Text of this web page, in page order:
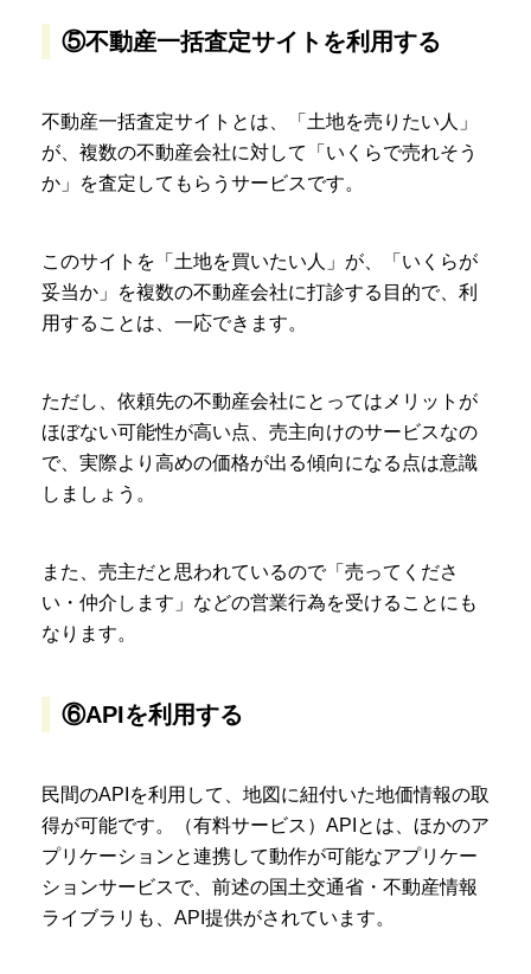
⑤不動産一括査定サイトを利用する
不動産一括査定サイトとは、「土地を売りたい人」
が、複数の不動産会社に対して「いくらで売れそう
か」を査定してもらうサービスです。
このサイトを「土地を買いたい人」が、「いくらが
妥当か」を複数の不動産会社に打診する目的で、利
用することは、一応できます。
ただし、依頼先の不動産会社にとってはメリットが
ほぼない可能性が高い点、売主向けのサービスなの
で、実際より高めの価格が出る傾向になる点は意識
しましょう。
また、売主だと思われているので「売ってくださ
い・仲介します」などの営業行為を受けることにも
なります。
⑥APIを利用する
民間のAPIを利用して、地図に紐付いた地価情報の取
得が可能です。（有料サービス）APIとは、ほかのア
プリケーションと連携して動作が可能なアプリケー
ションサービスで、前述の国土交通省・不動産情報
ライブラリも、API提供がされています。